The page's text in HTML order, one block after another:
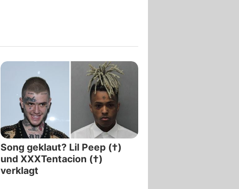
Song geklaut? Lil Peep (†)
und XXXTentacion (†)
verklagt